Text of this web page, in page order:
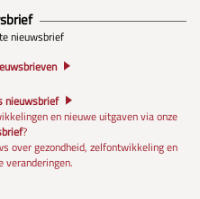
nieuwsbrief
nieuwsbrief
en nieuwe uitgaven via onze
?
over gezondheid, zelfontwikkeling en
veranderingen.